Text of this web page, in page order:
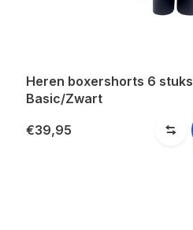
Heren boxershorts 6 stuks
Basic/Zwart
€39,95